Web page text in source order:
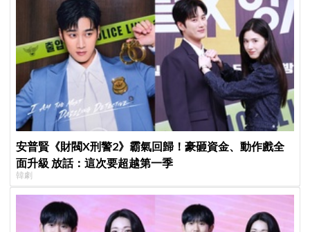
安普賢《財閥X刑警2》霸氣回歸！豪砸資金、動作戲全
面升級 放話：這次要超越第一季
韓劇